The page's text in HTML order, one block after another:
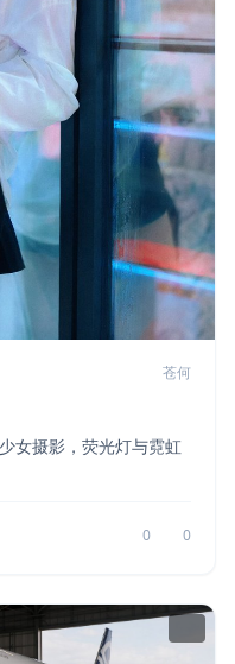
苍何
女摄影，荧光灯与霓虹
0 0